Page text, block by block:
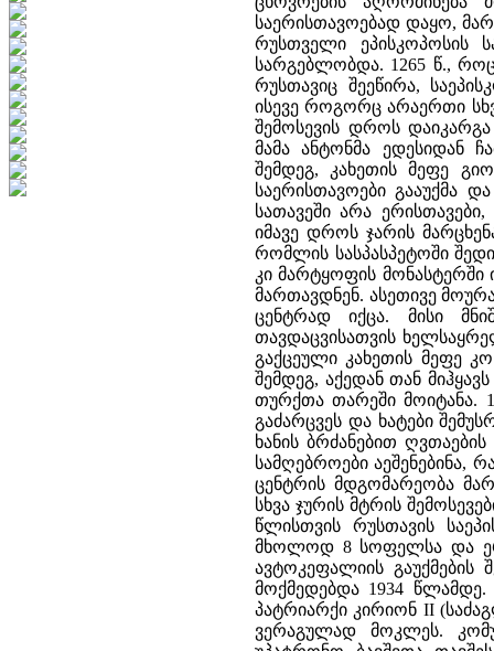
საერისთავოებად დაყო,
რუსთველი ეპისკოპოსის
სარგებლობდა. 1265 წ.,
რუსთავიც შეეწირა,
ისევე როგორც არაერთი
შემოსევის დროს
მამა ანტონმა ედესიდან
შემდეგ, კახეთის მეფე
საერისთავოები
სათავეში არა
იმავე დროს ჯარის
რომლის სასპასპეტოში
კი მარტყოფის მონასტერში
მართავდნენ. ასეთივე
ცენტრად იქცა. მისი
თავდაცვისათვის
გაქცეული კახეთის მეფე
შემდეგ, აქედან თან
თურქთა თარეში მოიტანა.
გაძარცვეს და ხატები
ხანის ბრძანებით
სამღებროები აეშენებინა,
ცენტრის მდგომარეობა
სხვა ჯურის მტრის
წლისთვის რუსთავის
მხოლოდ 8 სოფელსა და
ავტოკეფალიის გაუქმების
მოქმედებდა 1934
პატრიარქი კირიონ II
ვერაგულად მოკლეს.